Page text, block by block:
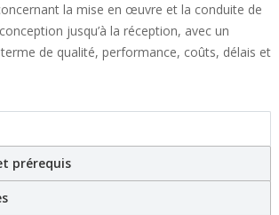
la mise en œuvre et la conduite de
jusqu’à la réception, avec un
de qualité, performance, coûts, délais et
certifiante
tab)
prérequis